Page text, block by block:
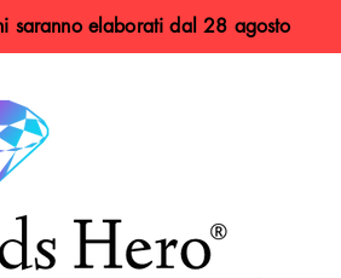
saranno elaborati dal 28 agosto